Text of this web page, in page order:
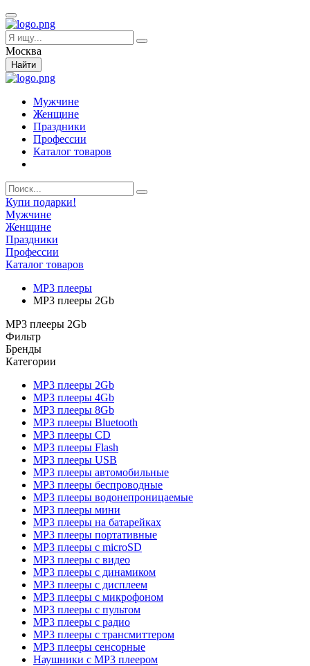
Москва
Найти
Мужчине
Женщине
Праздники
Профессии
Каталог товаров
Купи подарки!
Мужчине
Женщине
Праздники
Профессии
Каталог товаров
MP3 плееры
MP3 плееры 2Gb
MP3 плееры 2Gb
Фильтр
Бренды
Категории
MP3 плееры 2Gb
MP3 плееры 4Gb
MP3 плееры 8Gb
MP3 плееры Bluetooth
MP3 плееры CD
MP3 плееры Flash
MP3 плееры USB
MP3 плееры автомобильные
MP3 плееры беспроводные
MP3 плееры водонепроницаемые
MP3 плееры мини
MP3 плееры на батарейках
MP3 плееры портативные
MP3 плееры с microSD
MP3 плееры с видео
MP3 плееры с динамиком
MP3 плееры с дисплеем
MP3 плееры с микрофоном
MP3 плееры с пультом
MP3 плееры с радио
MP3 плееры с трансмиттером
MP3 плееры сенсорные
Наушники с MP3 плеером